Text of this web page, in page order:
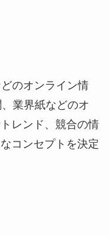
のオンライン情
業界紙などのオ
レンド、競合の情
コンセプトを決定